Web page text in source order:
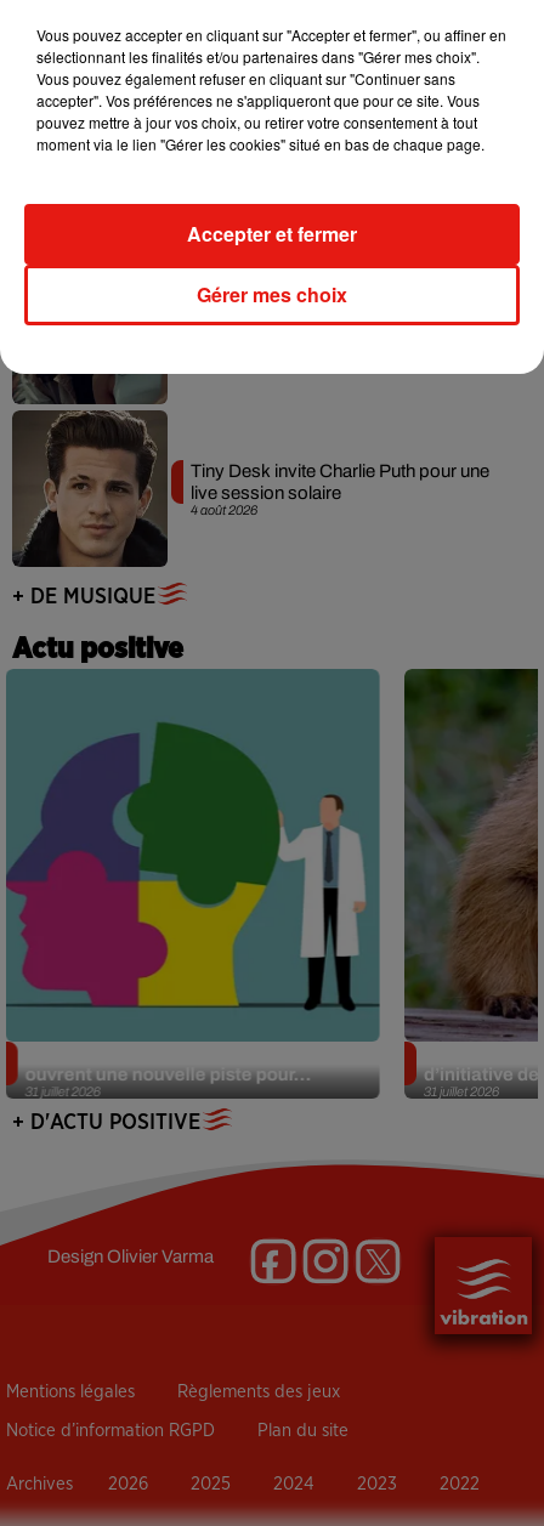
Angèle et Amélie Lens dévoilent leur
Becky G sur son nouveau single
4 août 2026
Tiny Desk invite Charlie Puth pour une
live session solaire
+ DE MUSIQUE
Actu positive
31 juillet 2026
ouvrent une nouvelle piste pour...
31 juillet 2026
d’initiative
+ D'ACTU POSITIVE
DesignOlivier Varma
Mentions légales Règlements des jeux
Notice d’information RGPD Plan du site
Archives 2026 2025 2024 2023 2022
Vous pouvez accepter en cliquant sur "Accepter et fermer", ou affiner en
sélectionnant les finalités et/ou partenaires dans "Gérer mes choix".
Vous pouvez également refuser en cliquant sur "Continuer sans
accepter". Vos préférences ne s'appliqueront que pour ce site. Vous
pouvez mettre à jour vos choix, ou retirer votre consentement à tout
moment via le lien "Gérer les cookies" situé en bas de chaque page.
Gérer mes choix
Accepter et fermer